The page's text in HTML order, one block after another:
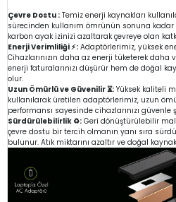
Çevre Dostu : Temiz enerji kaynakları
sürecinden kullanım ömrünün sonuna kadar
karbon ayak izinizi azaltarak çevreye olan
Enerji Verimliliği ⚡: Adaptörlerimiz, yüksek
Cihazlarınızın daha az enerji tüketerek daha
enerji faturalarınızı düşürür hem de doğal
olur.
Uzun Ömürlü ve Güvenilir ⏳: Yüksek kaliteli
kullanılarak üretilen adaptörlerimiz, uzun
performansı sayesinde cihazlarınızı
Sürdürülebilirlik ♻️: Geri dönüştürülebilir
çevre dostu bir tercih olmanın yanı sıra
bulunur. Atık miktarını azaltır ve doğal